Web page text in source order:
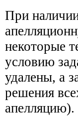
При
некоторые
условию
удалены, а
решения
апелляцию).